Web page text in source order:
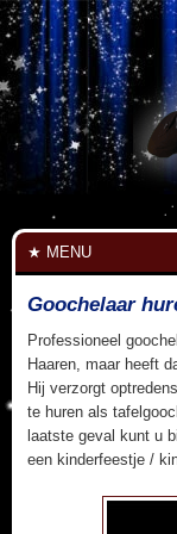
MENU
Goochelaar
Professioneel
Haaren, maar heeft
Hij verzorgt
te huren als
laatste geval kunt u
een kinderfeestje /